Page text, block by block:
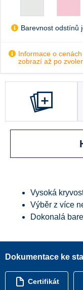
Barevnost odstínů
Informace o
zobrazí až po
Vysoká
Výběr z více
Dokonalá
Dokumentace ke
Certifikát